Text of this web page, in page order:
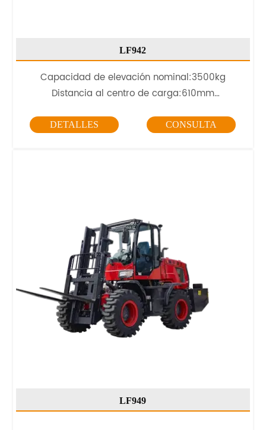
LF942
Capacidad de elevación nominal:3500kg
Distancia al centro de carga:610mm
DETALLES CONSULTA
LF949